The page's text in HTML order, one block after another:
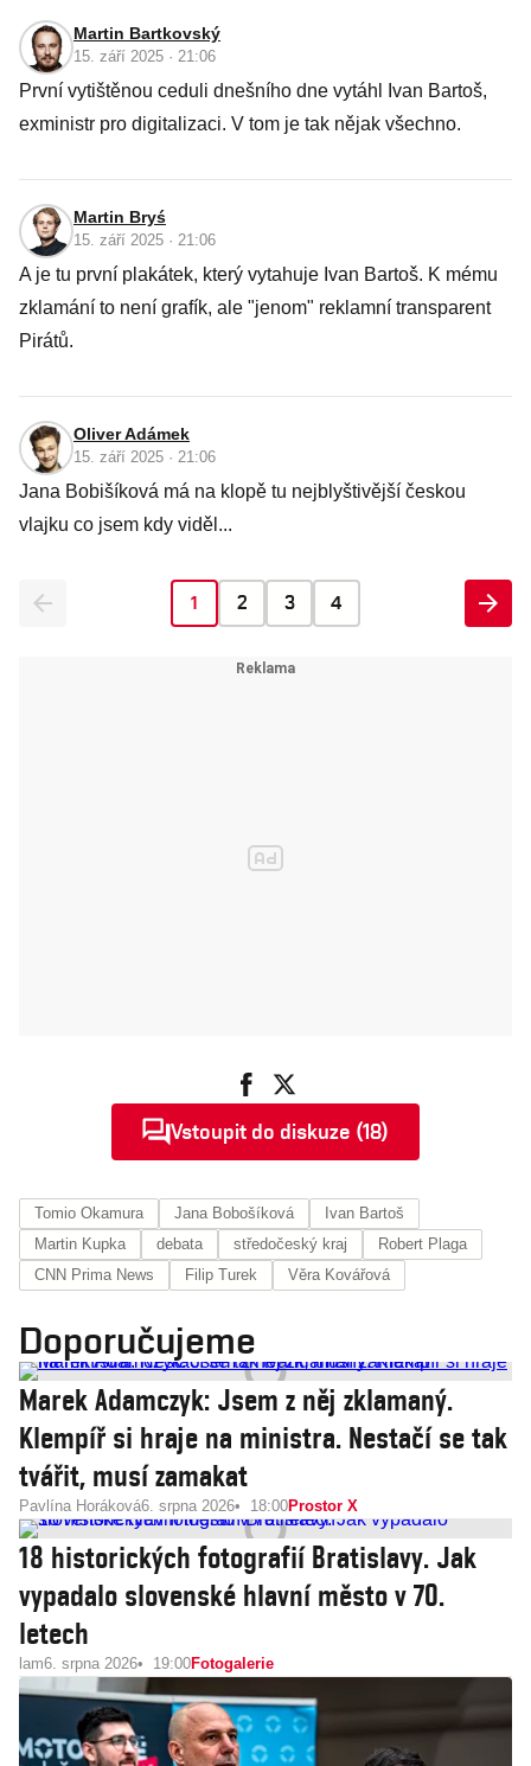
Martin Bartkovský
15. září 2025 · 21:06
První vytištěnou ceduli dnešního dne vytáhl Ivan Bartoš,
exministr pro digitalizaci. V tom je tak nějak všechno.
Martin Bryś
15. září 2025 · 21:06
A je tu první plakátek, který vytahuje Ivan Bartoš. K mému
zklamání to není grafík, ale "jenom" reklamní transparent
Pirátů.
Oliver Adámek
15. září 2025 · 21:06
Jana Bobišíková má na klopě tu nejblyštivější českou
vlajku co jsem kdy viděl...
1 2 3 4
Vstoupit do diskuze (18)
Tomio Okamura Jana Bobošíková
Ivan Bartoš
Martin Kupka
debata středočeský kraj
Robert Plaga
CNN Prima News
Filip Turek Věra Kovářová
Doporučujeme
Marek Adamczyk: Jsem z něj zklamaný.
Klempíř si hraje na ministra. Nestačí se tak
tvářit, musí zamakat
Pavlína Horáková6. srpna 2026 18:00Prostor X
18 historických fotografií Bratislavy. Jak
vypadalo slovenské hlavní město v 70.
letech
lam6. srpna 2026 19:00Fotogalerie